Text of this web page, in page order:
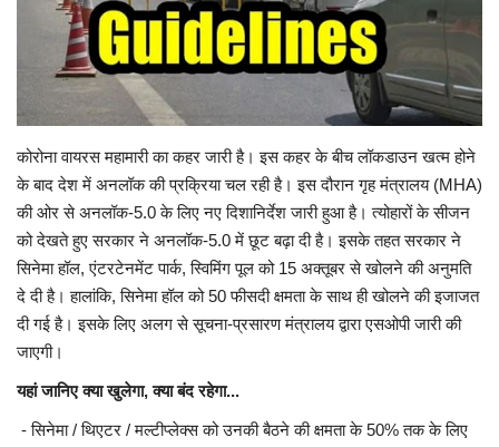
कोरोना वायरस महामारी का कहर जारी है। इस कहर के बीच लॉकडाउन खत्म होने
के बाद देश में अनलॉक की प्रक्रिया चल रही है। इस दौरान गृह मंत्रालय (MHA)
की ओर से अनलॉक-5.0 के लिए नए दिशानिर्देश जारी हुआ है। त्योहारों के सीजन
को देखते हुए सरकार ने अनलॉक-5.0 में छूट बढ़ा दी है। इसके तहत सरकार ने
सिनेमा हॉल, एंटरटेनमेंट पार्क, स्विमिंग पूल को 15 अक्तूबर से खोलने की अनुमति
दे दी है। हालांकि, सिनेमा हॉल को 50 फीसदी क्षमता के साथ ही खोलने की इजाजत
दी गई है। इसके लिए अलग से सूचना-प्रसारण मंत्रालय द्वारा एसओपी जारी की
जाएगी।
यहां जानिए क्या खुलेगा, क्या बंद रहेगा...
- सिनेमा / थिएटर / मल्टीप्लेक्स को उनकी बैठने की क्षमता के 50% तक के लिए